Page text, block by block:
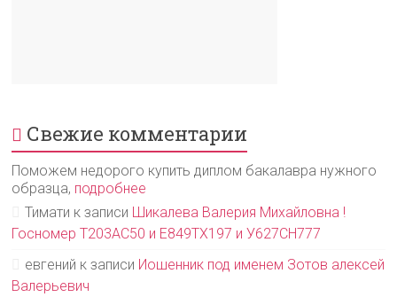
Свежие комментарии
Поможем недорого купить диплом бакалавра нужного
образца, подробнее
Тимати к записи Шикалева Валерия Михайловна !
Госномер Т203АС50 и Е849ТХ197 и У627СН777
евгений к записи Иошенник под именем Зотов алексей
Валерьевич